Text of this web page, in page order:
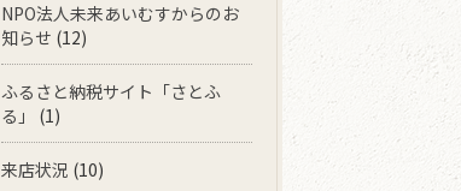
NPO法人未来あいむすからのお
知らせ (12)
ふるさと納税サイト「さとふ
る」
(1)
来店状況 (10)